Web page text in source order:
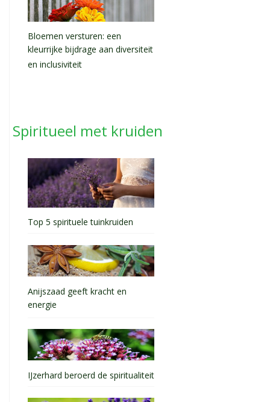
Bloemen versturen: een
kleurrijke bijdrage aan diversiteit
en inclusiviteit
Spiritueel met kruiden
Top 5 spirituele tuinkruiden
Anijszaad geeft kracht en
energie
IJzerhard beroerd de spiritualiteit